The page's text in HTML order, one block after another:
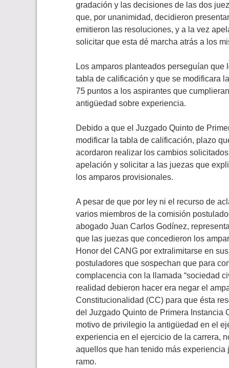
gradación y las decisiones de las dos
que, por unanimidad, decidieron
emitieron las resoluciones, y a la vez
solicitar que esta dé marcha atrás a los
Los amparos planteados perseguían
tabla de calificación y que se modificara
75 puntos a los aspirantes que
antigüedad sobre experiencia.
Debido a que el Juzgado Quinto de
modificar la tabla de calificación, plazo
acordaron realizar los cambios
apelación y solicitar a las juezas que
los amparos provisionales.
A pesar de que por ley ni el recurso de
varios miembros de la comisión
abogado Juan Carlos Godínez,
que las juezas que concedieron los
Honor del CANG por extralimitarse en
postuladores que sospechan que para
complacencia con la llamada “sociedad
realidad debieron hacer era negar el
Constitucionalidad (CC) para que ésta
del Juzgado Quinto de Primera Instancia
motivo de privilegio la antigüedad en el
experiencia en el ejercicio de la carrera,
aquellos que han tenido más experiencia
ramo.